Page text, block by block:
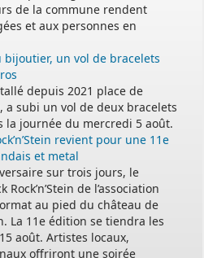
de la commune rendent
et aux personnes en
bijoutier, un vol de bracelets
depuis 2021 place de
a subi un vol de deux bracelets
la journée du mercredi 5 août.
revient pour une 11e
et metal
sur trois jours, le
de l’association
au pied du château de
La 11e édition se tiendra les
août. Artistes locaux,
offriront une soirée